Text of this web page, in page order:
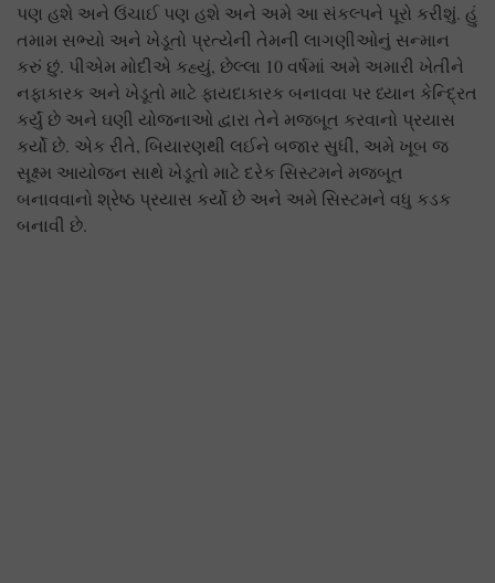
પણ હશે અને ઉંચાઈ પણ હશે અને અમે આ સંકલ્પને પૂરો કરીશું. હું
તમામ સભ્યો અને ખેડૂતો પ્રત્યેની તેમની લાગણીઓનું સન્માન
કરું છું. પીએમ મોદીએ કહ્યું, છેલ્લા 10 વર્ષમાં અમે અમારી ખેતીને
નફાકારક અને ખેડૂતો માટે ફાયદાકારક બનાવવા પર ધ્યાન કેન્દ્રિત
કર્યું છે અને ઘણી યોજનાઓ દ્વારા તેને મજબૂત કરવાનો પ્રયાસ
કર્યો છે. એક રીતે, બિયારણથી લઈને બજાર સુધી, અમે ખૂબ જ
સૂક્ષ્મ આયોજન સાથે ખેડૂતો માટે દરેક સિસ્ટમને મજબૂત
બનાવવાનો શ્રેષ્ઠ પ્રયાસ કર્યો છે અને અમે સિસ્ટમને વધુ કડક
બનાવી છે.